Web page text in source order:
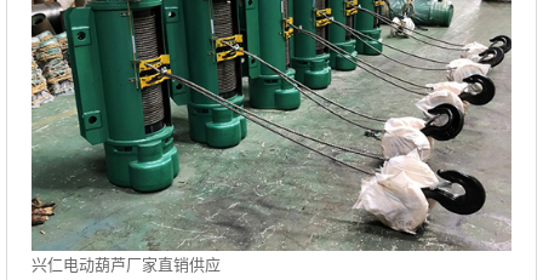
兴仁电动葫芦厂家直销供应